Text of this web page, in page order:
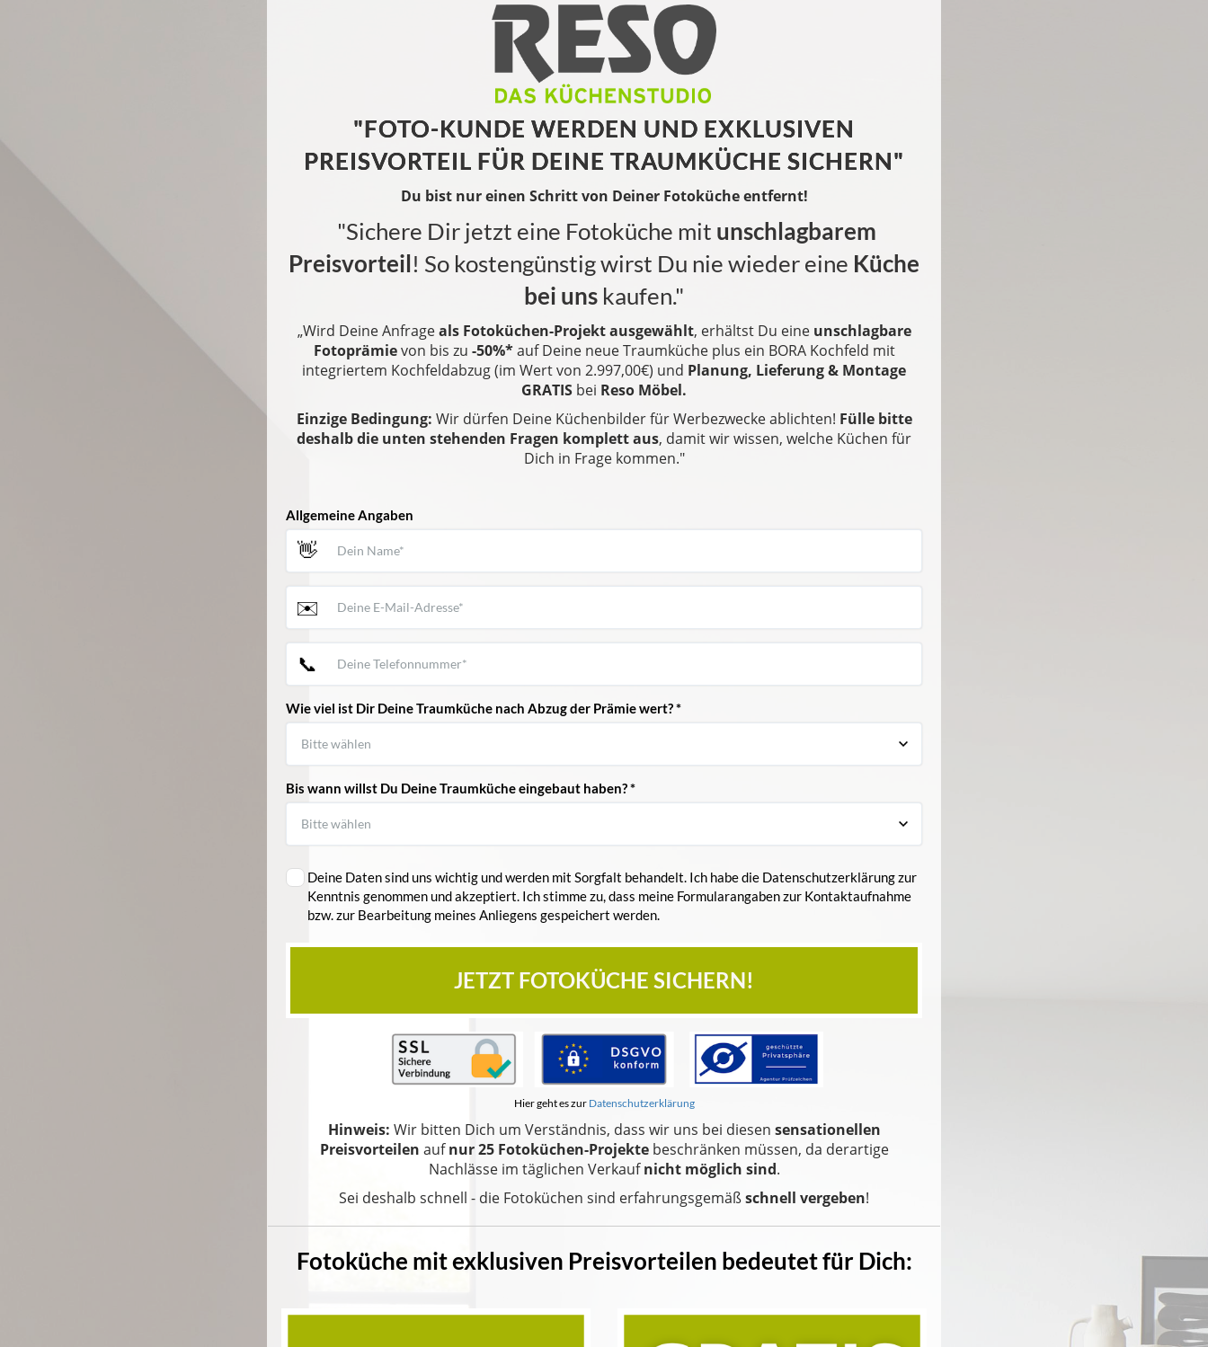
"FOTO-KUNDE WERDEN UND EXKLUSIVEN
PREISVORTEIL FÜR DEINE TRAUMKÜCHE SICHERN"
Du bist nur einen Schritt von Deiner Fotoküche entfernt!
"Sichere Dir jetzt eine Fotoküche mit unschlagbarem
Preisvorteil! So kostengünstig wirst Du nie wieder eine Küche
bei uns kaufen."
„Wird Deine Anfrageals Fotoküchen-Projekt ausgewählt, erhältst Du eine unschlagbare
Fotoprämievon bis zu -50%*auf Deine neue Traumküche plus ein BORA Kochfeld mit
integriertem Kochfeldabzug (im Wert von 2.997,00€) und Planung, Lieferung & Montage
GRATIS bei Reso Möbel.
Einzige Bedingung: Wir dürfen Deine Küchenbilder für Werbezwecke ablichten! Fülle bitte
deshalb die unten stehenden Fragen komplett aus, damit wir wissen, welche Küchen für
Dich in Frage kommen."
Allgemeine Angaben
👋
✉️
📞
Wie viel ist Dir Deine Traumküche nach Abzug der Prämie wert? *
Bis wann willst Du Deine Traumküche eingebaut haben? *
Deine Daten sind uns wichtig und werden mit Sorgfalt behandelt. Ich habe die Datenschutzerklärung zur
Kenntnis genommen und akzeptiert. Ich stimme zu, dass meine Formularangaben zur Kontaktaufnahme
bzw. zur Bearbeitung meines Anliegens gespeichert werden.
JETZT FOTOKÜCHE SICHERN!
Hier geht es zur Datenschutzerklärung
Hinweis: Wir bitten Dich um Verständnis, dass wir uns bei diesen sensationellen
Preisvorteilen aufnur 25 Fotoküchen-Projektebeschränken müssen, da derartige
Nachlässe im täglichen Verkaufnicht möglich sind.
Sei deshalb schnell - die Fotoküchen sind erfahrungsgemäßschnell vergeben!
Fotoküche mit exklusiven Preisvorteilen bedeutet für Dich: